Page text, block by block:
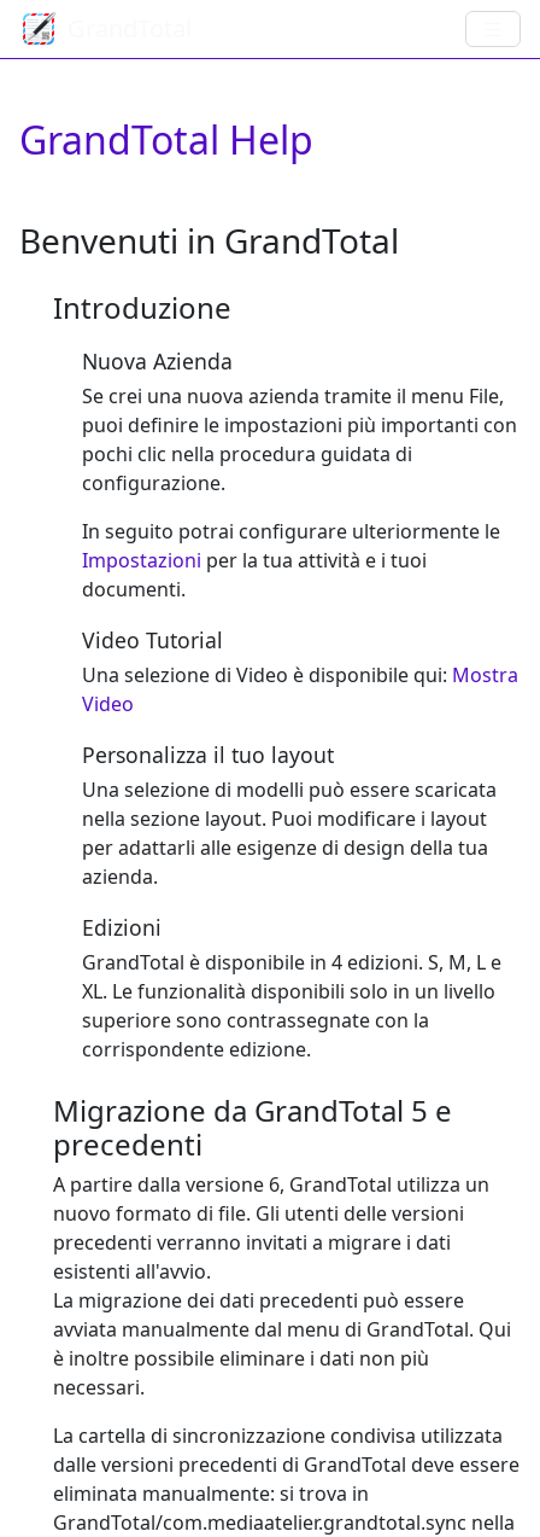
GrandTotal Help
Benvenuti in GrandTotal
Introduzione
Nuova Azienda
Se crei una nuova azienda tramite il menu File,
puoi definire le impostazioni più importanti con
pochi clic nella procedura guidata di
configurazione.
In seguito potrai configurare ulteriormente le
Impostazioni per la tua attività e i tuoi
documenti.
Video Tutorial
Una selezione di Video è disponibile qui: Mostra
Video
Personalizza il tuo layout
Una selezione di modelli può essere scaricata
nella sezione layout. Puoi modificare i layout
per adattarli alle esigenze di design della tua
azienda.
Edizioni
GrandTotal è disponibile in 4 edizioni. S, M, L e
XL. Le funzionalità disponibili solo in un livello
superiore sono contrassegnate con la
corrispondente edizione.
Migrazione da GrandTotal 5 e
precedenti
A partire dalla versione 6, GrandTotal utilizza un
nuovo formato di file. Gli utenti delle versioni
precedenti verranno invitati a migrare i dati
esistenti all'avvio.
La migrazione dei dati precedenti può essere
avviata manualmente dal menu di GrandTotal. Qui
è inoltre possibile eliminare i dati non più
necessari.
La cartella di sincronizzazione condivisa utilizzata
dalle versioni precedenti di GrandTotal deve essere
eliminata manualmente: si trova in
GrandTotal/com.mediaatelier.grandtotal.sync nella